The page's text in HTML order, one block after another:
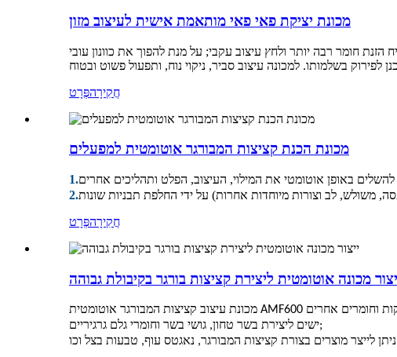
מכונת יציקת פאי פאי מותאמת אישית לעיצוב מזון
חומר רבה יותר ולחץ עיצוב עקבי; על מנת להפוך את כוונון עובי
חֲקִירָהפְּרָט
מכונת הכנת קציצות המבורגר אוטומטית למפעלים
1.
2.
חֲקִירָהפְּרָט
מכונה אוטומטית ליצירת קציצות בורגר בקיבולת גבוהה
ישים ליצירת בשר טחון, גושי בשר וחומרי גלם גרגיריים;